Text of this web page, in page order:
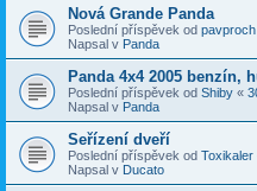
Nová Grande Panda
Poslední příspěvek od pavproch
Napsal v Panda
Panda 4x4 2005 benzín,
Poslední příspěvek od Shiby «
Napsal v Panda
Seřízení dveří
Poslední příspěvek od Toxikaler
Napsal v Ducato